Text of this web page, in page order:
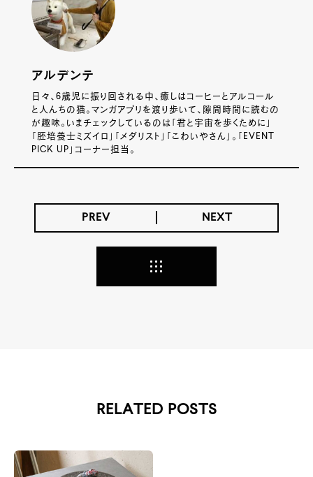
アルデンテ
日々、6歳児に振り回される中、癒しはコーヒーとアルコール
と人んちの猫。マンガアプリを渡り歩いて、隙間時間に読むの
が趣味。いまチェックしているのは「君と宇宙を歩くために」
「胚培養士ミズイロ」「メダリスト」「こわいやさん」。「EVENT
PICK UP」コーナー担当。
PREV NEXT
RELATED POSTS